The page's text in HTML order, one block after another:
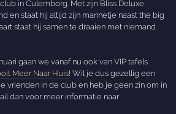
in Culemborg. Met zijn Bliss Deluxe
en staat hij altijd zijn mannetje naast the big
staat hij samen te draaien met niemand
gaan we vanaf nu ook van VIP tafels
Meer Naar Huis! Wil je dus gezellig een
vrienden in de club en heb je geen zin om in
dan voor meer informatie naar